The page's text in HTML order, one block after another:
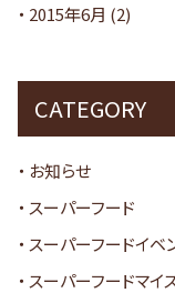
2015年6月 (2)
CATEGORY
お知らせ
スーパーフード
スーパーフードイベ
スーパーフードマイ